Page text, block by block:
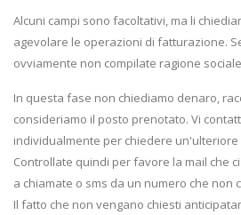
Alcuni campi sono facoltativi, ma li
agevolare le operazioni di fatturazione.
ovviamente non compilate ragione
In questa fase non chiediamo denaro,
consideriamo il posto prenotato. Vi
individualmente per chiedere
Controllate quindi per favore la mail che
a chiamate o sms da un numero che non
Il fatto che non vengano chiesti